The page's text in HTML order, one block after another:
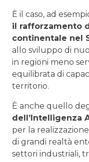
È il caso, ad
il rafforzamento
continentale nel
allo sviluppo di
in regioni meno
equilibrata di
territorio.
È anche quello
dell’Intelligenza
per la
di grandi realtà
settori industriali,